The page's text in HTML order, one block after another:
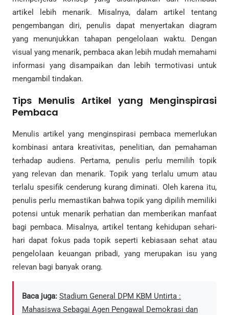
artikel lebih menarik. Misalnya, dalam artikel tentang
pengembangan diri, penulis dapat menyertakan diagram
yang menunjukkan tahapan pengelolaan waktu. Dengan
visual yang menarik, pembaca akan lebih mudah memahami
informasi yang disampaikan dan lebih termotivasi untuk
mengambil tindakan.
Tips Menulis Artikel yang Menginspirasi
Pembaca
Menulis artikel yang menginspirasi pembaca memerlukan
kombinasi antara kreativitas, penelitian, dan pemahaman
terhadap audiens. Pertama, penulis perlu memilih topik
yang relevan dan menarik. Topik yang terlalu umum atau
terlalu spesifik cenderung kurang diminati. Oleh karena itu,
penulis perlu memastikan bahwa topik yang dipilih memiliki
potensi untuk menarik perhatian dan memberikan manfaat
bagi pembaca. Misalnya, artikel tentang kehidupan sehari-
hari dapat fokus pada topik seperti kebiasaan sehat atau
pengelolaan keuangan pribadi, yang merupakan isu yang
relevan bagi banyak orang.
Baca juga: Stadium General DPM KBM Untirta :
Mahasiswa Sebagai Agen Pengawal Demokrasi dan